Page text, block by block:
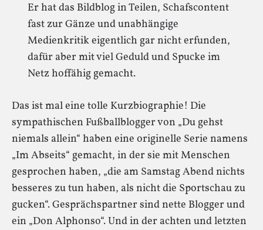
Er hat das Bildblog in Teilen, Schafscontent
fast zur Gänze und unabhängige
Medienkritik eigentlich gar nicht erfunden,
dafür aber mit viel Geduld und Spucke im
Netz hoffähig gemacht.
Das ist mal eine tolle Kurzbiographie! Die
sympathischen Fußballblogger von „Du gehst
niemals allein“ haben eine originelle Serie namens
„Im Abseits“ gemacht, in der sie mit Menschen
gesprochen haben, „die am Samstag Abend nichts
besseres zu tun haben, als nicht die Sportschau zu
gucken“. Gesprächspartner sind nette Blogger und
ein „Don Alphonso“. Und in der achten und letzten